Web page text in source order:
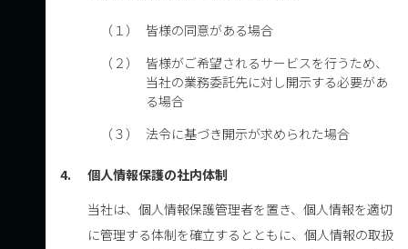
（１）
皆様の同意がある場合
（２）
皆様がご希望されるサービスを行うため、
当社の業務委託先に対し開示する必要があ
る場合
（３）
法令に基づき開示が求められた場合
4.
個人情報保護の社内体制
当社は、個人情報保護管理者を置き、個人情報を適切
に管理する体制を確立するとともに、個人情報の取扱